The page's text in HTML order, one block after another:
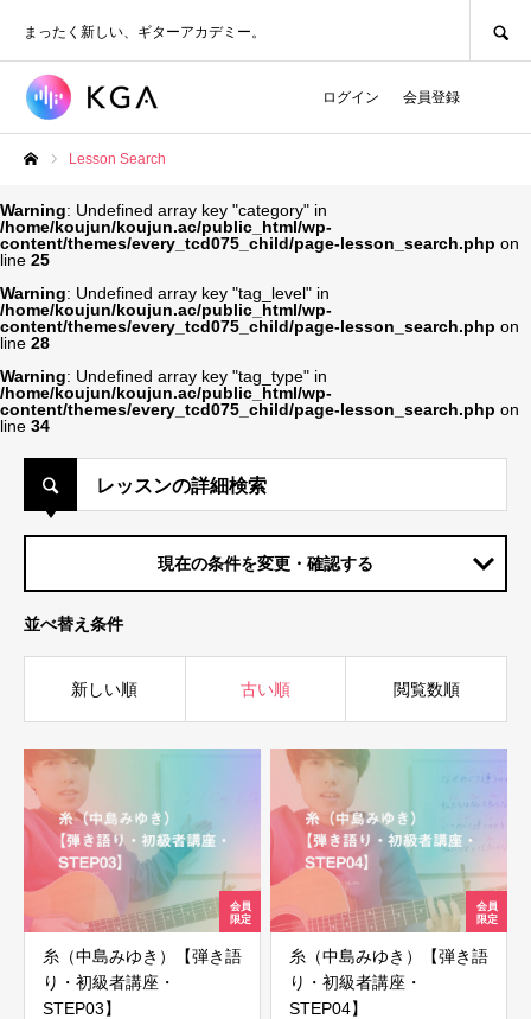
まったく新しい、ギターアカデミー。
ログイン 会員登録
Lesson Search
Warning: Undefined array key "category" in
/home/koujun/koujun.ac/public_html/wp-
content/themes/every_tcd075_child/page-lesson_search.php on
line 25
Warning: Undefined array key "tag_level" in
/home/koujun/koujun.ac/public_html/wp-
content/themes/every_tcd075_child/page-lesson_search.php on
line 28
Warning: Undefined array key "tag_type" in
/home/koujun/koujun.ac/public_html/wp-
content/themes/every_tcd075_child/page-lesson_search.php on
line 34
レッスンの詳細検索
現在の条件を変更・確認する
並べ替え条件
新しい順 古い順 閲覧数順
糸（中島みゆき）【弾き語
り・初級者講座・
STEP03】
糸（中島みゆき）【弾き語
り・初級者講座・
STEP04】